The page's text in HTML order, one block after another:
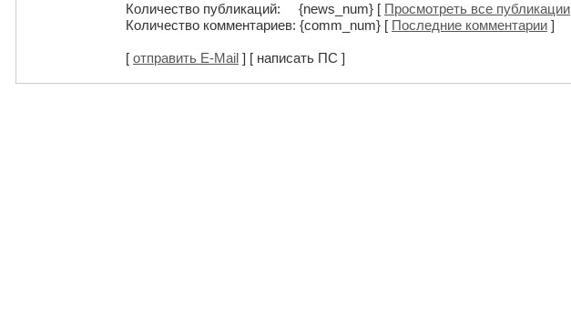
Количество публикаций: {news_num} [ Просмотреть все публикации
Количество комментариев: {comm_num} [ Последние комментарии ]
[ отправить E-Mail ] [ написать ПС ]